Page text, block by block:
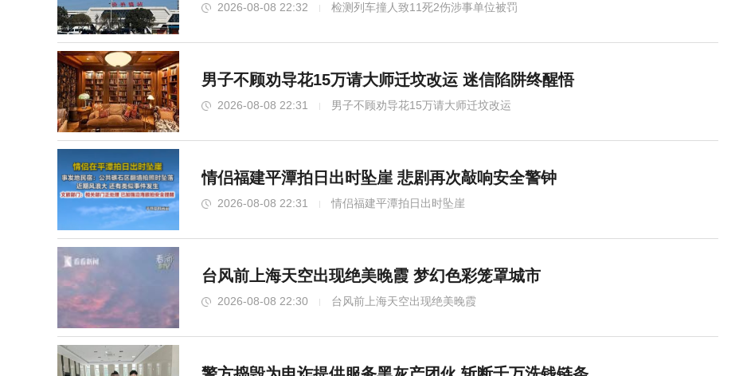
2026-08-08 22:32 检测列车撞人致11死2伤涉事单位被罚
男子不顾劝导花15万请大师迁坟改运 迷信陷阱终醒悟
2026-08-08 22:31 男子不顾劝导花15万请大师迁坟改运
情侣福建平潭拍日出时坠崖 悲剧再次敲响安全警钟
2026-08-08 22:31 情侣福建平潭拍日出时坠崖
台风前上海天空出现绝美晚霞 梦幻色彩笼罩城市
2026-08-08 22:30 台风前上海天空出现绝美晚霞